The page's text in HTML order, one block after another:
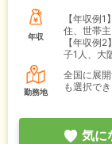
年収
【年収例1】
住、世帯主
【年収例2】
子1人、大
勤務地
全国に展
も選択でき
気に